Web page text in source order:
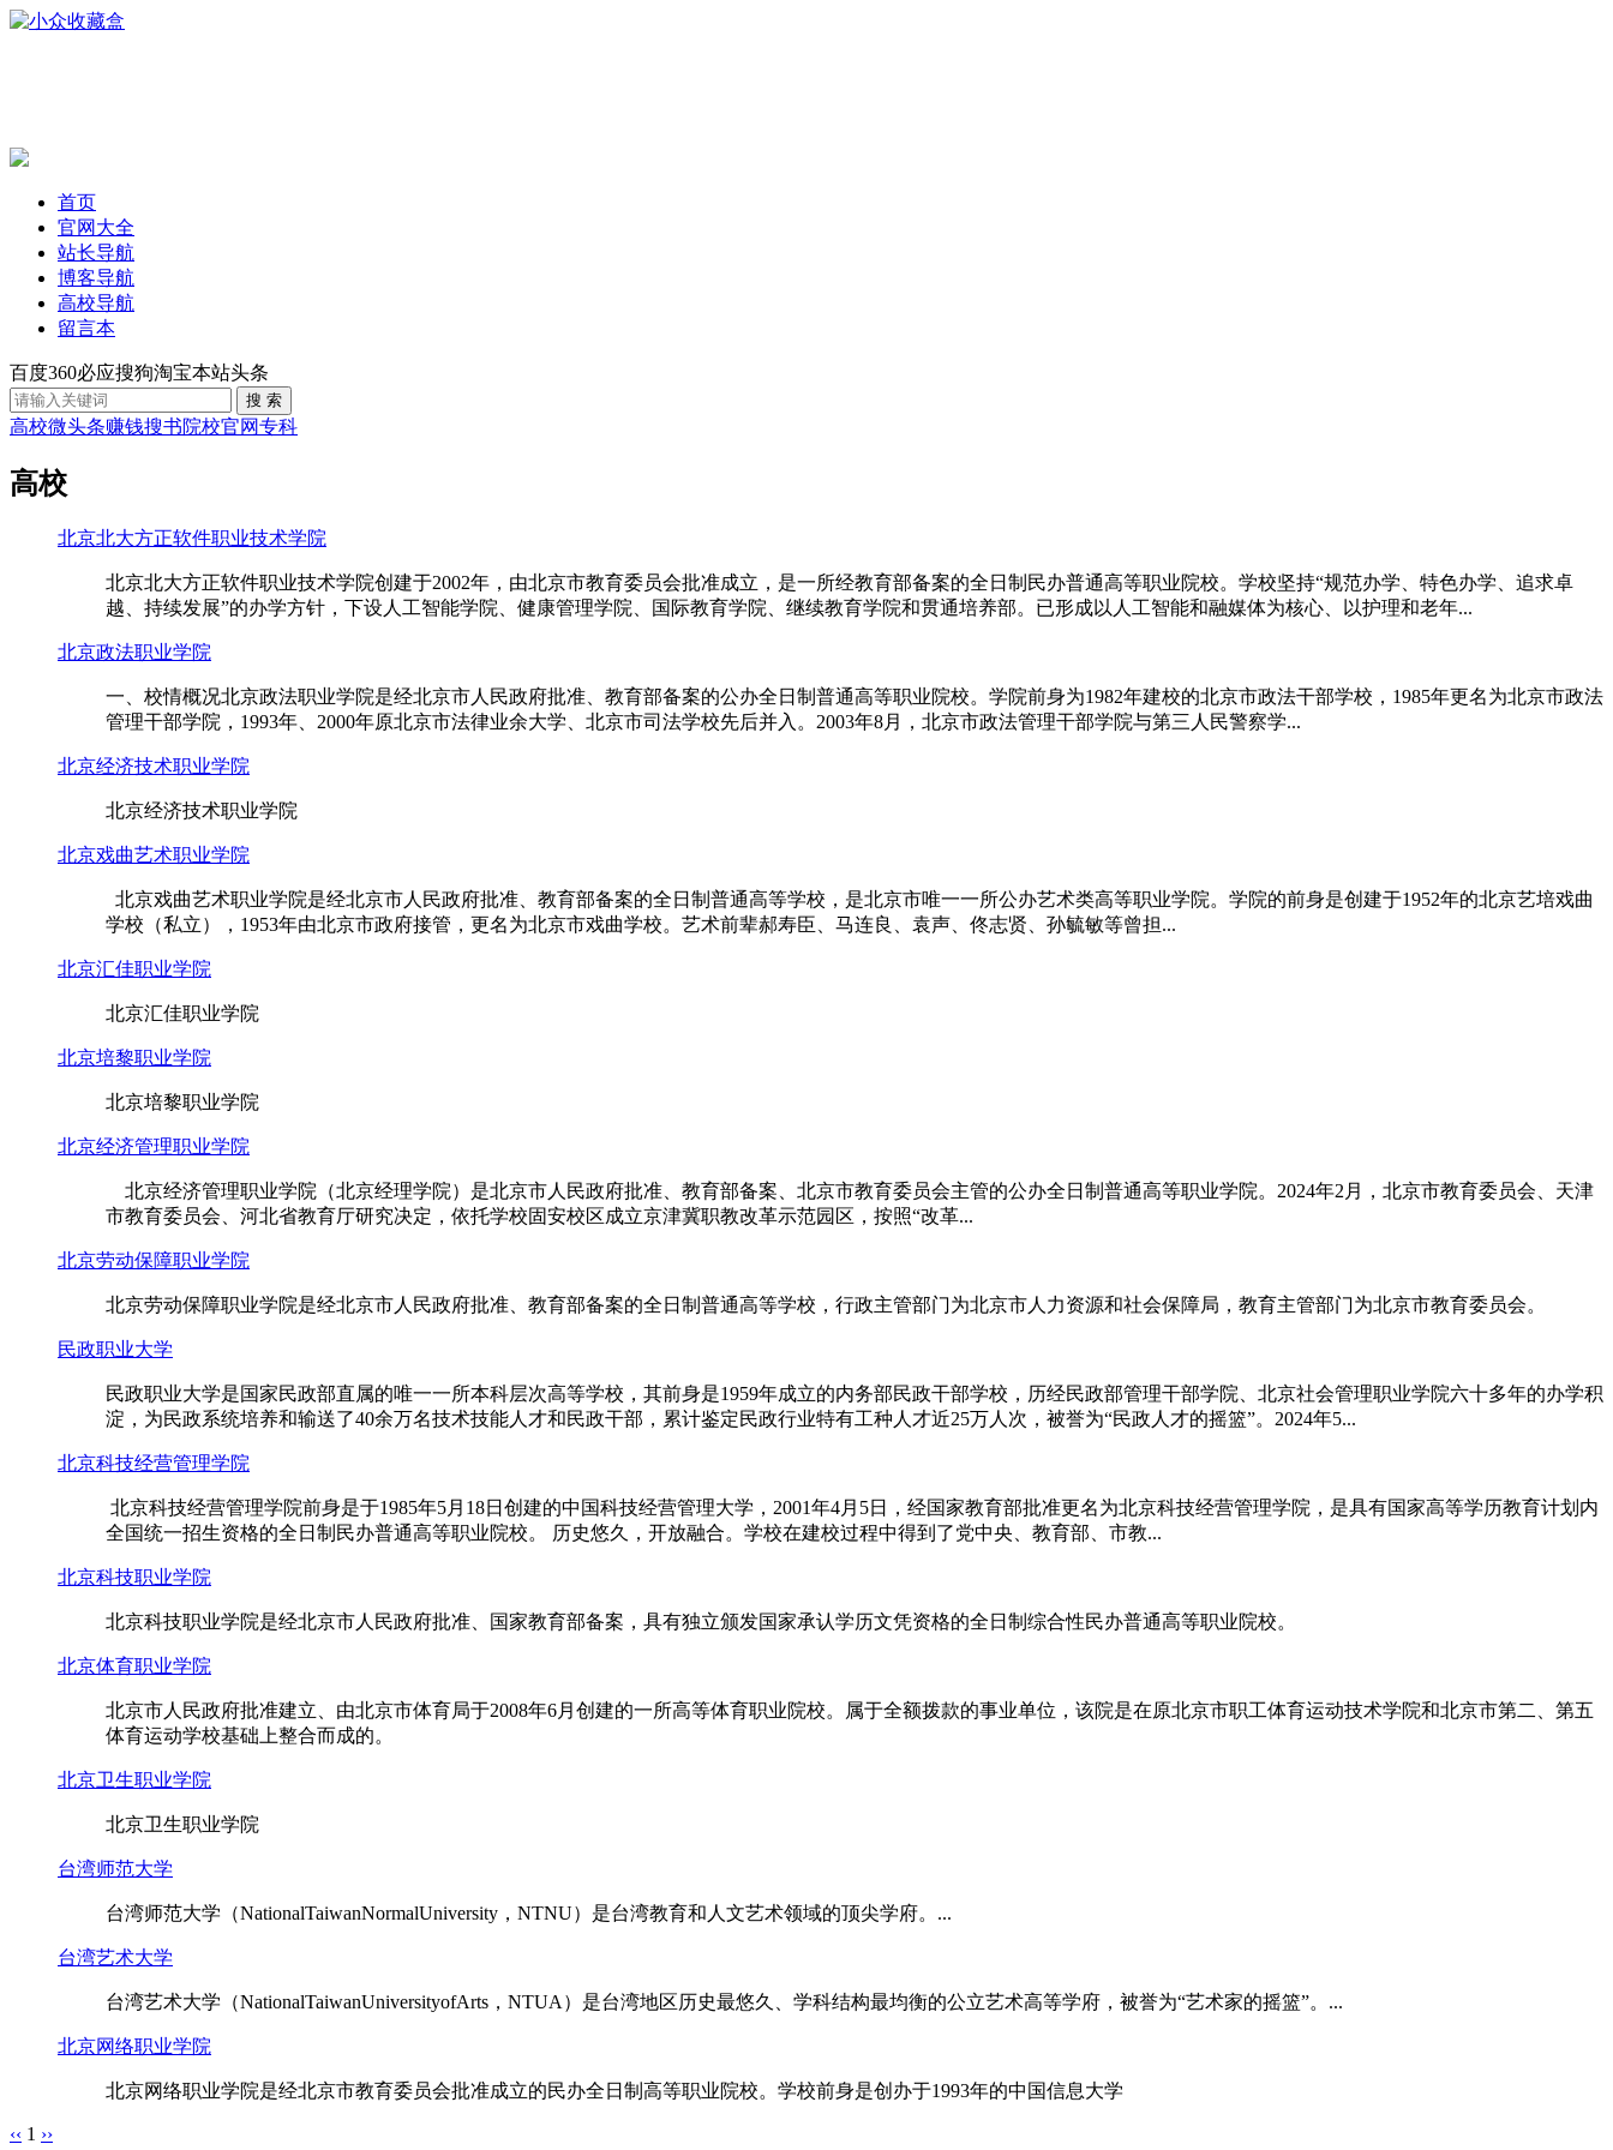
首页
官网大全
站长导航
博客导航
高校导航
留言本
百度360必应搜狗淘宝本站头条
高校微头条赚钱搜书院校官网专科
高校
北京北大方正软件职业技术学院
北京北大方正软件职业技术学院创建于2002年，由北京市教育委员会批准成立，是一所经教育部备案的全日制民办普通高等职业院校。学校坚持“规范办学、特色办学、追求卓
越、持续发展”的办学方针，下设人工智能学院、健康管理学院、国际教育学院、继续教育学院和贯通培养部。已形成以人工智能和融媒体为核心、以护理和老年...
北京政法职业学院
一、校情概况北京政法职业学院是经北京市人民政府批准、教育部备案的公办全日制普通高等职业院校。学院前身为1982年建校的北京市政法干部学校，1985年更名为北京市政法
管理干部学院，1993年、2000年原北京市法律业余大学、北京市司法学校先后并入。2003年8月，北京市政法管理干部学院与第三人民警察学...
北京经济技术职业学院
北京经济技术职业学院
北京戏曲艺术职业学院
北京戏曲艺术职业学院是经北京市人民政府批准、教育部备案的全日制普通高等学校，是北京市唯一一所公办艺术类高等职业学院。学院的前身是创建于1952年的北京艺培戏曲
学校（私立），1953年由北京市政府接管，更名为北京市戏曲学校。艺术前辈郝寿臣、马连良、袁声、佟志贤、孙毓敏等曾担...
北京汇佳职业学院
北京汇佳职业学院
北京培黎职业学院
北京培黎职业学院
北京经济管理职业学院
北京经济管理职业学院（北京经理学院）是北京市人民政府批准、教育部备案、北京市教育委员会主管的公办全日制普通高等职业学院。2024年2月，北京市教育委员会、天津
市教育委员会、河北省教育厅研究决定，依托学校固安校区成立京津冀职教改革示范园区，按照“改革...
北京劳动保障职业学院
北京劳动保障职业学院是经北京市人民政府批准、教育部备案的全日制普通高等学校，行政主管部门为北京市人力资源和社会保障局，教育主管部门为北京市教育委员会。
民政职业大学
民政职业大学是国家民政部直属的唯一一所本科层次高等学校，其前身是1959年成立的内务部民政干部学校，历经民政部管理干部学院、北京社会管理职业学院六十多年的办学积
淀，为民政系统培养和输送了40余万名技术技能人才和民政干部，累计鉴定民政行业特有工种人才近25万人次，被誉为“民政人才的摇篮”。2024年5...
北京科技经营管理学院
北京科技经营管理学院前身是于1985年5月18日创建的中国科技经营管理大学，2001年4月5日，经国家教育部批准更名为北京科技经营管理学院，是具有国家高等学历教育计划内
全国统一招生资格的全日制民办普通高等职业院校。 历史悠久，开放融合。学校在建校过程中得到了党中央、教育部、市教...
北京科技职业学院
北京科技职业学院是经北京市人民政府批准、国家教育部备案，具有独立颁发国家承认学历文凭资格的全日制综合性民办普通高等职业院校。
北京体育职业学院
北京市人民政府批准建立、由北京市体育局于2008年6月创建的一所高等体育职业院校。属于全额拨款的事业单位，该院是在原北京市职工体育运动技术学院和北京市第二、第五
体育运动学校基础上整合而成的。
北京卫生职业学院
北京卫生职业学院
台湾师范大学
台湾师范大学（NationalTaiwanNormalUniversity，NTNU）是台湾教育和人文艺术领域的顶尖学府。...
台湾艺术大学
台湾艺术大学（NationalTaiwanUniversityofArts，NTUA）是台湾地区历史最悠久、学科结构最均衡的公立艺术高等学府，被誉为“艺术家的摇篮”。...
北京网络职业学院
北京网络职业学院是经北京市教育委员会批准成立的民办全日制高等职业院校。学校前身是创办于1993年的中国信息大学
‹‹ 1 ››